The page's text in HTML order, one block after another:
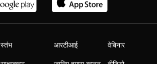
स्तंभ आरटीआई वेबिनार